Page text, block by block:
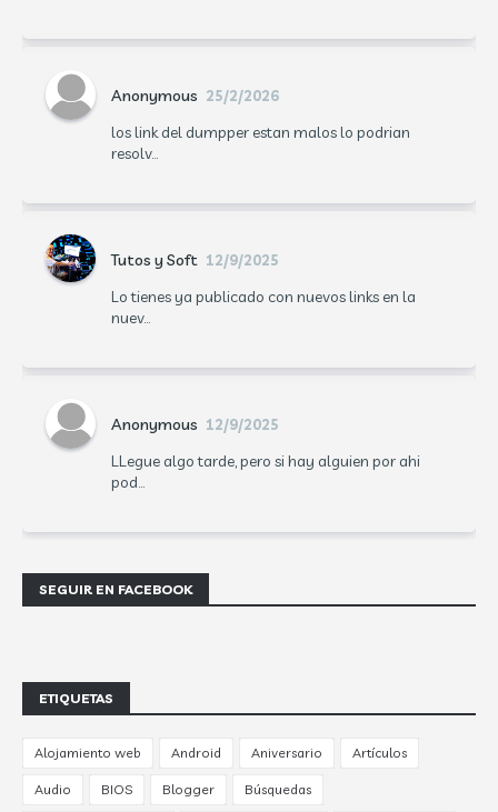
Anonymous 25/2/2026
los link del dumpper estan malos lo podrian
resolv...
Tutos y Soft 12/9/2025
Lo tienes ya publicado con nuevos links en la
nuev...
Anonymous 12/9/2025
LLegue algo tarde, pero si hay alguien por ahi
pod...
SEGUIR EN FACEBOOK
ETIQUETAS
Alojamiento web Android Aniversario Artículos
Audio BIOS Blogger Búsquedas